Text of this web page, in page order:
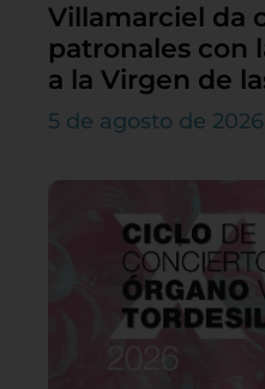
Villamarciel da
patronales con
a la Virgen de
5 de agosto de 2026